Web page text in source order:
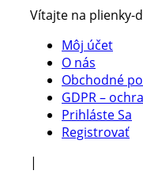
Vítajte na plienky-
Môj účet
O nás
Obchodné
GDPR –
Prihláste Sa
Registrovať
|